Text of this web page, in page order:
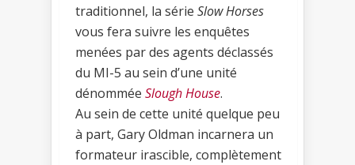
traditionnel, la série Slow Horses
vous fera suivre les enquêtes
menées par des agents déclassés
du MI-5 au sein d’une unité
dénommée Slough House.
Au sein de cette unité quelque peu
à part, Gary Oldman incarnera un
formateur irascible, complètement